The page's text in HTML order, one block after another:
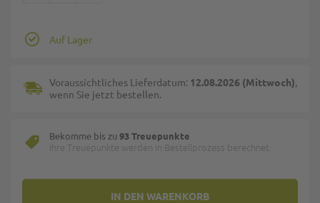
IN DEN WARENKORB
Auf Lager
Voraussichtliches Lieferdatum: 12.08.2026 (Mittwoch),
wenn Sie jetzt bestellen.
Bekomme bis zu 93 Treuepunkte
Ihre Treuepunkte werden in Bestellprozess berechnet.